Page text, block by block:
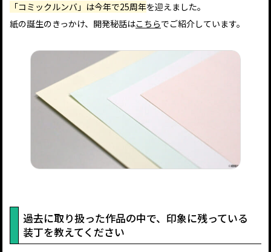
「コミックルンバ」は今年で25周年を迎えました。
紙の誕生のきっかけ、開発秘話はこちらでご紹介しています。
過去に取り扱った作品の中で、印象に残っている
装丁を教えてください